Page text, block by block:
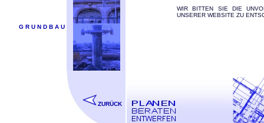
ZURÜCK
WIR BITTEN SIE DIE
UNSERER WEBSITE ZU
G R U N D B A U